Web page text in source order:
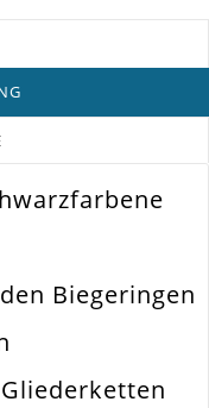
/
Biegeringen